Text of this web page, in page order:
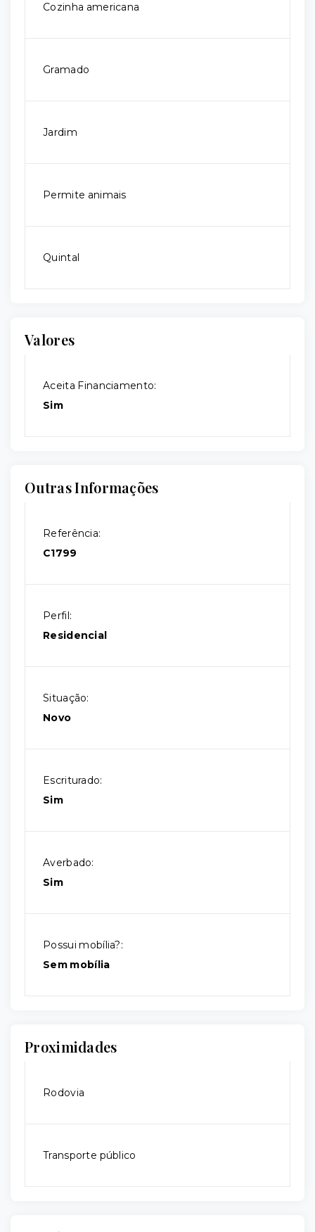
Cozinha americana
Gramado
Jardim
Permite animais
Quintal
Valores
Aceita Financiamento:
Sim
Outras Informações
Referência:
C1799
Perfil:
Residencial
Situação:
Novo
Escriturado:
Sim
Averbado:
Sim
Possui mobília?:
Sem mobília
Proximidades
Rodovia
Transporte público